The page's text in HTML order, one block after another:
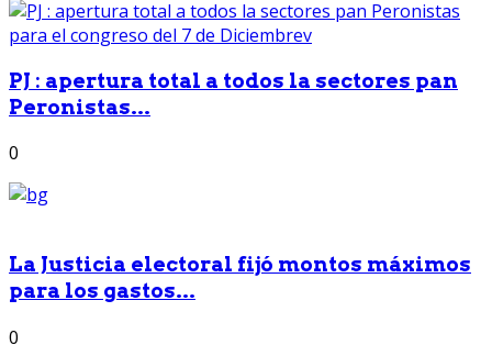
PJ : apertura total a todos la sectores pan
Peronistas...
0
La Justicia electoral fijó montos máximos
para los gastos...
0